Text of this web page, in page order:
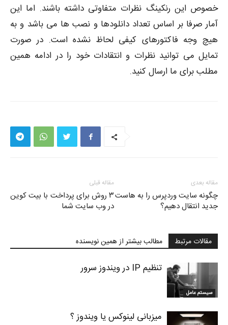
خصوص این رنکینگ نظرات متفاوتی داشته باشند. اما این
آمار صرفا بر اساس تعداد دانلودها و نصب ها می باشد و به
هیچ وجه فاکتورهای کیفی لحاظ نشده است. در صورت
تمایل می توانید نظرات و انتقادات خود را در ادامه همین
مطلب برای ما ارسال کنید.
مقاله قبلی
۳ روش برای پرداخت با بیت کوین
در وب سایت شما
مقاله بعدی
چگونه سایت وردپرس را به هاست
جدید انتقال دهیم؟
مقالات مرتبط مطالب بیشتر از همین نویسنده
سیستم عامل
تنظیم IP در ویندوز سرور
میزبانی لینوکس یا ویندوز ؟